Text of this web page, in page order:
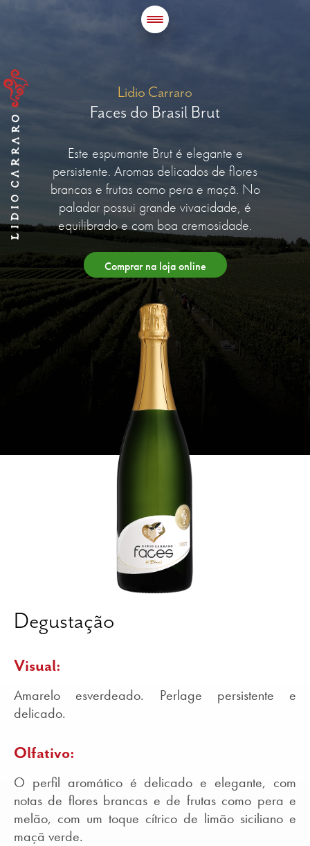
Lidio Carraro
Faces do Brasil Brut
Este espumante Brut é elegante e
persistente. Aromas delicados de flores
brancas e frutas como pera e maçã. No
paladar possui grande vivacidade, é
equilibrado e com boa cremosidade.
Comprar na loja online
Degustação
Visual:
Amarelo esverdeado. Perlage persistente e
delicado.
Olfativo:
O perfil aromático é delicado e elegante, com
notas de flores brancas e de frutas como pera e
melão, com um toque cítrico de limão siciliano e
maçã verde.